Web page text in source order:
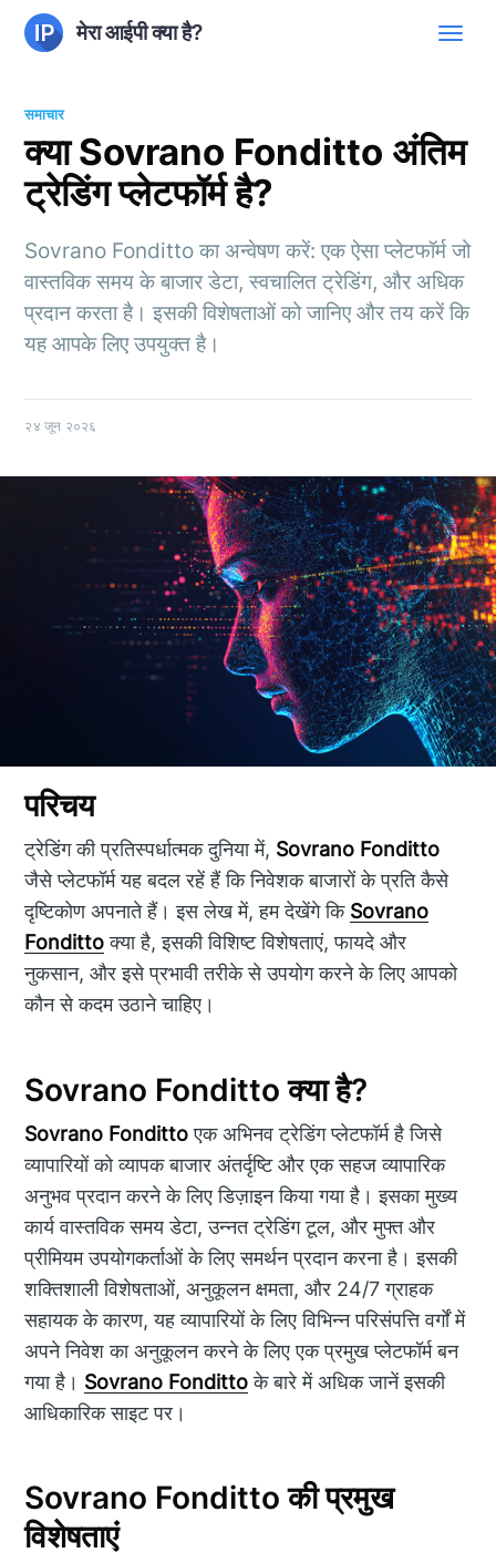
मेरा आईपी क्या है?
समाचार
क्या Sovrano Fonditto अंतिम
ट्रेडिंग प्लेटफॉर्म है?
Sovrano Fonditto का अन्वेषण करें: एक ऐसा प्लेटफॉर्म जो
वास्तविक समय के बाजार डेटा, स्वचालित ट्रेडिंग, और अधिक
प्रदान करता है। इसकी विशेषताओं को जानिए और तय करें कि
यह आपके लिए उपयुक्त है।
२४ जून २०२६
परिचय
ट्रेडिंग की प्रतिस्पर्धात्मक दुनिया में, Sovrano Fonditto
जैसे प्लेटफॉर्म यह बदल रहें हैं कि निवेशक बाजारों के प्रति कैसे
दृष्टिकोण अपनाते हैं। इस लेख में, हम देखेंगे कि Sovrano
Fondittoक्या है, इसकी विशिष्ट विशेषताएं, फायदे और
नुकसान, और इसे प्रभावी तरीके से उपयोग करने के लिए आपको
कौन से कदम उठाने चाहिए।
Sovrano Fonditto क्या है?
Sovrano Fondittoएक अभिनव ट्रेडिंग प्लेटफॉर्म है जिसे
व्यापारियों को व्यापक बाजार अंतर्दृष्टि और एक सहज व्यापारिक
अनुभव प्रदान करने के लिए डिज़ाइन किया गया है। इसका मुख्य
कार्य वास्तविक समय डेटा, उन्नत ट्रेडिंग टूल, और मुफ्त और
प्रीमियम उपयोगकर्ताओं के लिए समर्थन प्रदान करना है। इसकी
शक्तिशाली विशेषताओं, अनुकूलन क्षमता, और 24/7 ग्राहक
सहायक के कारण, यह व्यापारियों के लिए विभिन्न परिसंपत्ति वर्गों में
अपने निवेश का अनुकूलन करने के लिए एक प्रमुख प्लेटफॉर्म बन
गया है। Sovrano Fondittoके बारे में अधिक जानें इसकी
आधिकारिक साइट पर।
Sovrano Fonditto की प्रमुख
विशेषताएं